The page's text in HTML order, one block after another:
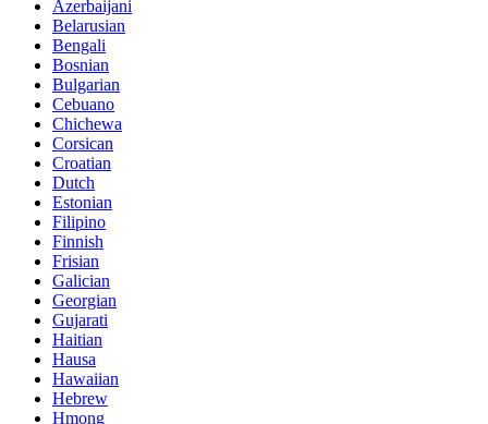
Azerbaijani
Belarusian
Bengali
Bosnian
Bulgarian
Cebuano
Chichewa
Corsican
Croatian
Dutch
Estonian
Filipino
Finnish
Frisian
Galician
Georgian
Gujarati
Haitian
Hausa
Hawaiian
Hebrew
Hmong